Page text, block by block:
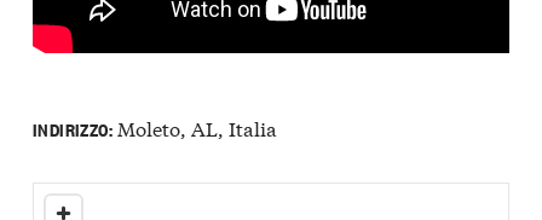
INDIRIZZO:Moleto, AL, Italia